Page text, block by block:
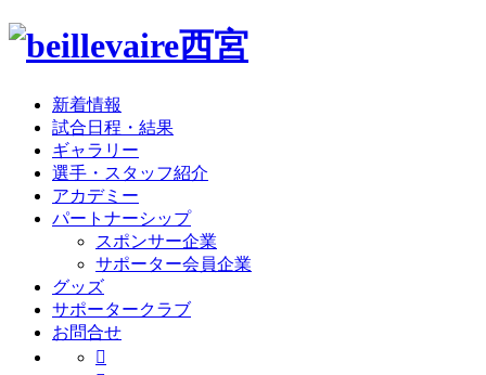
新着情報
試合日程・結果
ギャラリー
選手・スタッフ紹介
アカデミー
パートナーシップ
スポンサー企業
サポーター会員企業
グッズ
サポータークラブ
お問合せ